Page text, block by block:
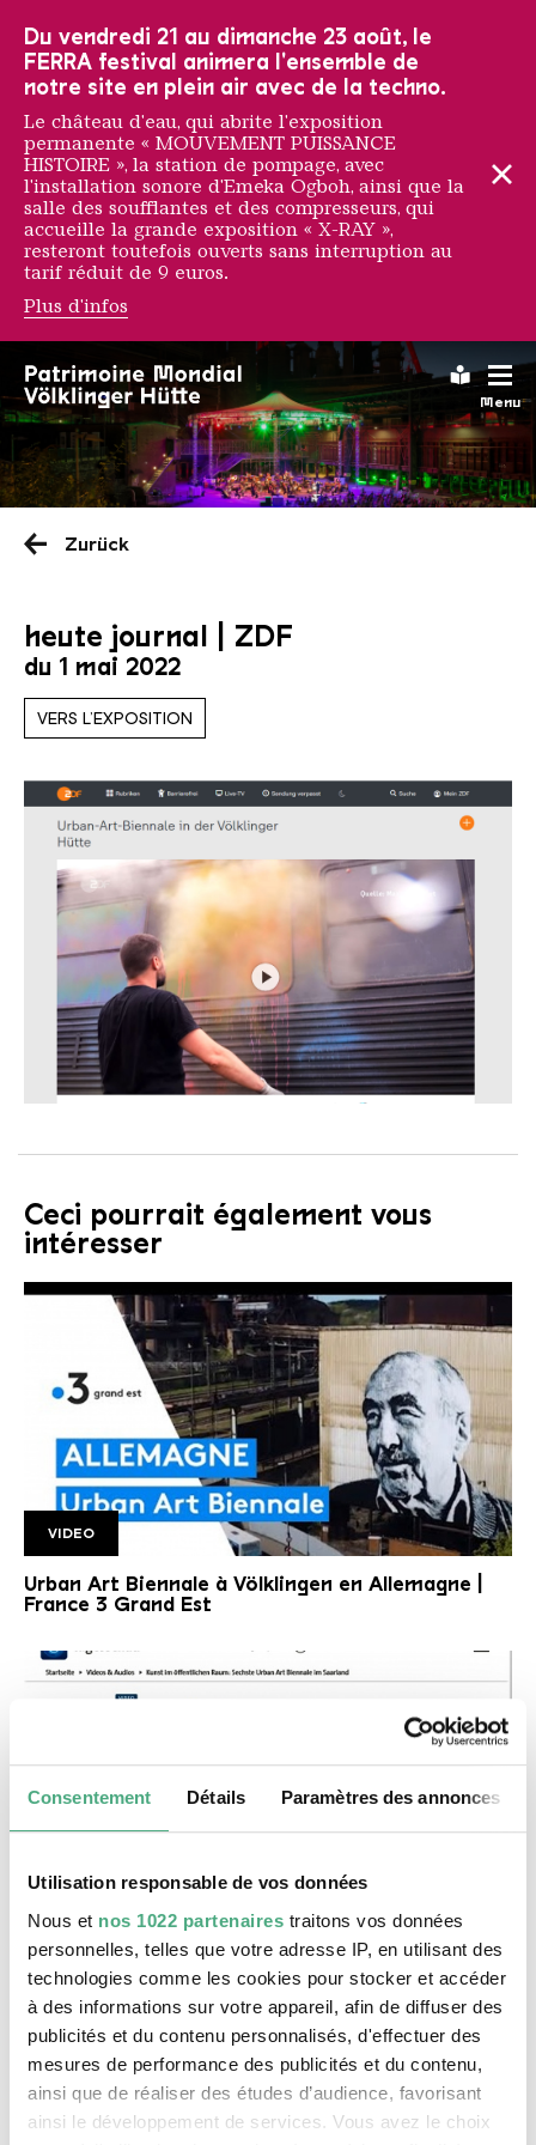
Consentement Détails Paramètres des annonces
Utilisation responsable de vos données
Nous et nos 1022 partenaires traitons vos données
personnelles, telles que votre adresse IP, en utilisant des
technologies comme les cookies pour stocker et accéder
à des informations sur votre appareil, afin de diffuser des
publicités et du contenu personnalisés, d'effectuer des
mesures de performance des publicités et du contenu,
ainsi que de réaliser des études d’audience, favorisant
ainsi le développement de services. Vous avez le choix
Menu
Saarländischen
Zurück
heute journal | ZDF
du 1 mai 2022
VERS L’EXPOSITION
Ceci pourrait également vous
intéresser
France 3 Lorraine
VIDEO
Urban Art Biennale à Völklingen en Allemagne |
France 3 Grand Est
Tagsschau
Copyright: ARD | tagesschau
tagesschau | ARD
Du vendredi 21 au dimanche 23 août, le
FERRA festival animera l'ensemble de
notre site en plein air avec de la techno.
Le château d'eau, qui abrite l'exposition
permanente « MOUVEMENT PUISSANCE
HISTOIRE », la station de pompage, avec
l'installation sonore d'Emeka Ogboh, ainsi que la
salle des soufflantes et des compresseurs, qui
accueille la grande exposition « X-RAY »,
resteront toutefois ouverts sans interruption au
tarif réduit de 9 euros.
Plus d'infos